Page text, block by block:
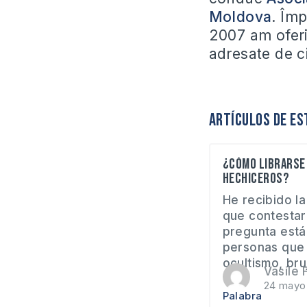
Moldova.
2007 am
adresate de
Artículos de
¿Cómo
hechiceros?
He recibido
que
pregunta
personas
ocultismo,
Vasile
24
Palabra